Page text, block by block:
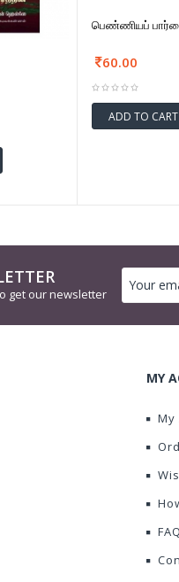
பெண்ணியப்
60.00
ADD TO CART
get our newsletter
MY
My
FAQ